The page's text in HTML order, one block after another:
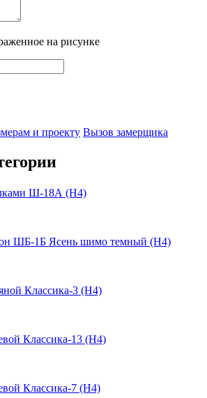
на рисунке
и проекту Вызов замерщика
Ш-18А (Н4)
ШБ-1Б Ясень шимо темный (Н4)
Классика-3 (Н4)
Классика-13 (Н4)
Классика-7 (Н4)